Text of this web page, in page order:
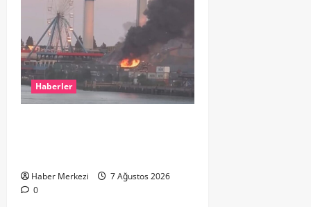
Haberler
Haber Merkezi
7 Ağustos 2026
0